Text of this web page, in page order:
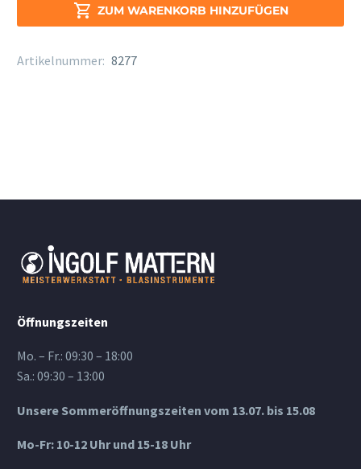
Menge
 ZUM WARENKORB HINZUFÜGEN
Artikelnummer: 8277
Öffnungszeiten
Mo. – Fr.: 09:30 – 18:00
Sa.: 09:30 – 13:00
Unsere Sommeröffnungszeiten vom 13.07. bis 15.08
Mo-Fr: 10-12 Uhr und 15-18 Uhr